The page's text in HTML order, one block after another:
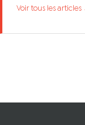
Voir tous les articles